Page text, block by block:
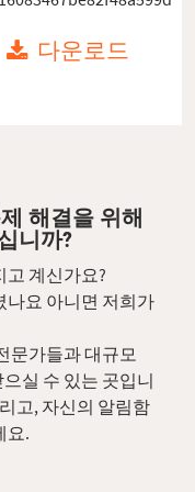
다운로드
제 해결을 위해
니까?
고 계신가요?
나요 아니면 저희가
문가들과 대규모
실 수 있는 곳입니
고, 자신의 알림함
요.